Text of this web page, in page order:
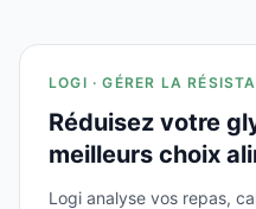
LOGI · GÉRER LA
Réduisez votre
meilleurs choix
Logi analyse vos repas,